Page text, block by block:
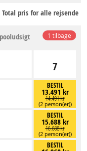
Total pris for alle rejsende
1 tilbage
7
BESTIL
13.491 kr
14.491 kr
(2 person(er))
BESTIL
15.688 kr
16.688 kr
(2 person(er))
BESTIL